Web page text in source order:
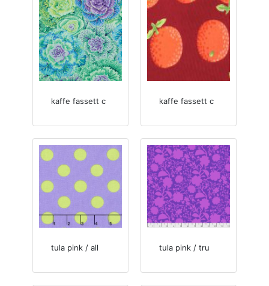
kaffe fassett c kaffe fassett c
tula pink / all tula pink / tru